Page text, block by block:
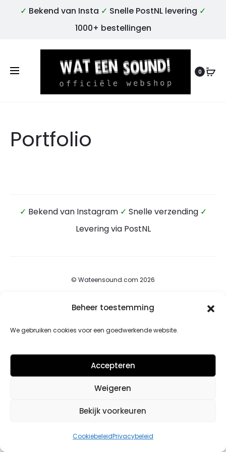
Beheer toestemming
We gebruiken cookies voor een goedwerkende website.
Accepteren
Weigeren
Bekijk voorkeuren
CookiebeleidPrivacybeleid
✓ Bekend van Insta ✓ Snelle PostNL levering ✓
1000+ bestellingen
0
Portfolio
✓ Bekend van Instagram ✓ Snelle verzending ✓
Levering via PostNL
© Wateensound.com 2026
Algemene voorwaarden
Privacybeleid
Contact
Cookiebeleid (EU)
F
e
I
t